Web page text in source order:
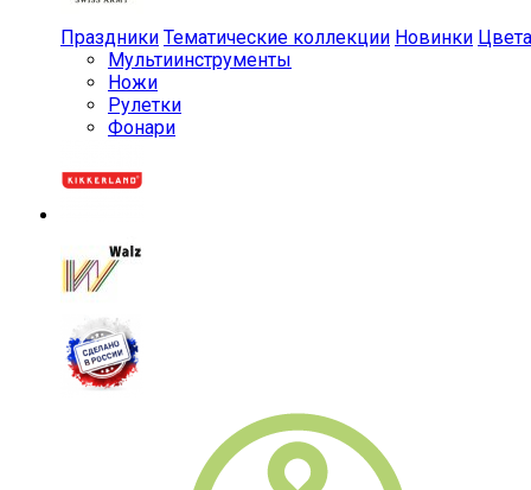
Праздники Тематические коллекции Новинки Цвета
Мульти­инструменты
Ножи
Рулетки
Фонари